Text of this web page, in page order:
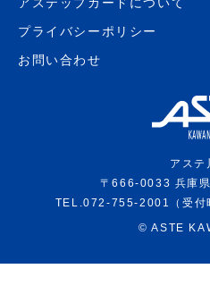
プライバシーポリシー
お問い合わせ
アステ
〒666-0033 兵庫
TEL.072-755-2001（受付
© ASTE